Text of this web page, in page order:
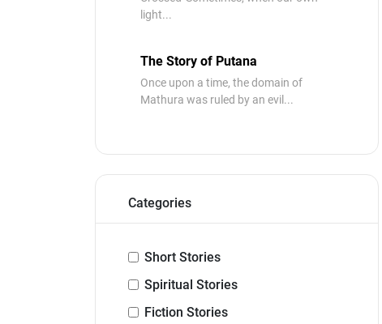
light...
The Story of Putana
Once upon a time, the domain of
Mathura was ruled by an evil...
Categories
Short Stories
Spiritual Stories
Fiction Stories